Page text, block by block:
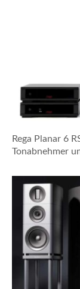
Rega Planar 6
Tonabnehmer